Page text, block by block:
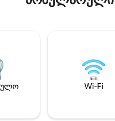
Wi-Fi